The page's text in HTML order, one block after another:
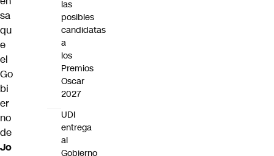
sa
qu
e
el
Go
bi
er
no
de
Jo
las
posibles
candidatas
a
los
Premios
Oscar
2027
UDI
entrega
al
Gobierno